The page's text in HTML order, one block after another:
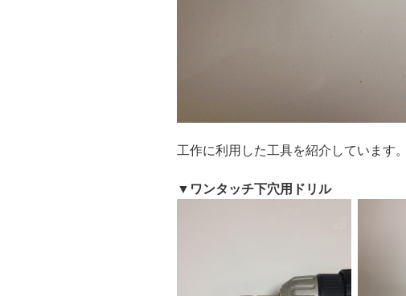
工作に利用した工具を紹介しています。
▼ワンタッチ下穴用ドリル